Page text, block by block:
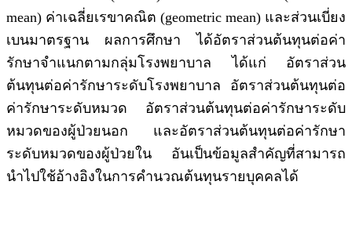
mean) ค่าเฉลี่ยเรขาคณิต (geometric mean) และส่วนเบี่ยง
เบนมาตรฐาน ผลการศึกษา ได้อัตราส่วนต้นทุนต่อค่า
รักษาจำแนกตามกลุ่มโรงพยาบาล ได้แก่ อัตราส่วน
ต้นทุนต่อค่ารักษาระดับโรงพยาบาล อัตราส่วนต้นทุนต่อ
ค่ารักษาระดับหมวด อัตราส่วนต้นทุนต่อค่ารักษาระดับ
หมวดของผู้ป่วยนอก และอัตราส่วนต้นทุนต่อค่ารักษา
ระดับหมวดของผู้ป่วยใน อันเป็นข้อมูลสำคัญที่สามารถ
นำไปใช้อ้างอิงในการคำนวณต้นทุนรายบุคคลได้